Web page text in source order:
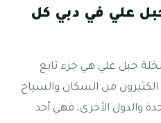
علي في دبي كل
جبل علي هي جزء تابع
الكثيرون من السكان والسياح
والدول الأخرى، فهي أحد